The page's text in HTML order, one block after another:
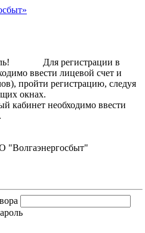
Для регистрации в
ввести лицевой счет и
пройти регистрацию, следуя
окнах.
необходимо ввести
и пароль.